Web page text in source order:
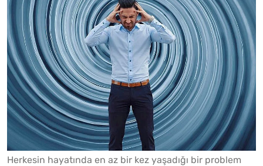
Herkesin hayatında en az bir kez yaşadığı bir problem